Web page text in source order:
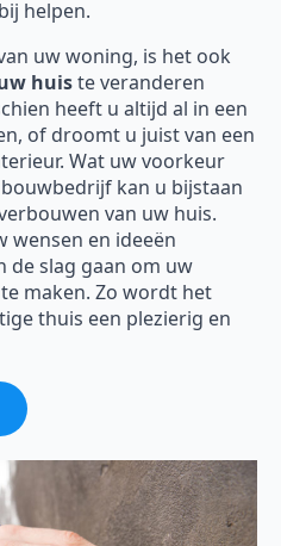
helpen.
uw woning, is het ook
huiste veranderen
heeft u altijd al in een
of droomt u juist van een
Wat uw voorkeur
kan u bijstaan
van uw huis.
wensen en ideeën
de slag gaan om uw
maken. Zo wordt het
thuis een plezierig en